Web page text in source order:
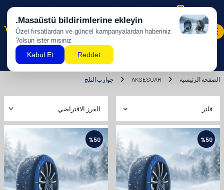
شحن مجاني للمشتريات بقيمة 500 ليرة تركية وما فوق!
الصفحة الرئيسية AKSESUAR جوارب الثلج
فلتر
%50
%50